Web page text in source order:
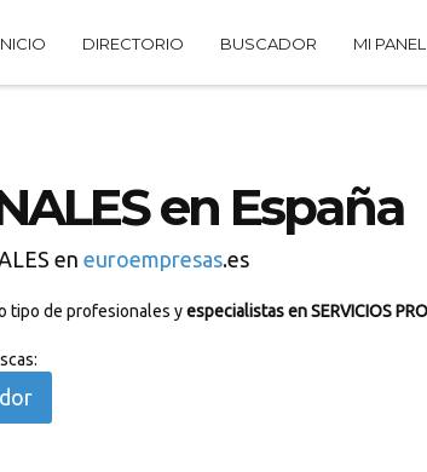
DIRECTORIO BUSCADOR MI PANEL
en España
en euroempresas.es
tipo de profesionales yespecialistas en SERVICIOS